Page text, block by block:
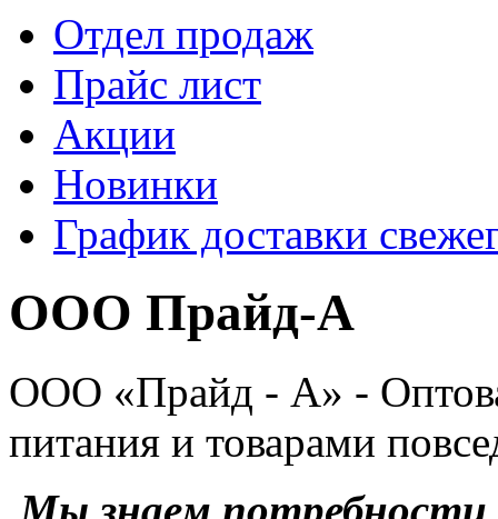
Отдел продаж
Прайс лист
Акции
Новинки
График доставки
ООО Прайд-А
ООО «Прайд - А» -
питания и товарами
Мы знаем потребности